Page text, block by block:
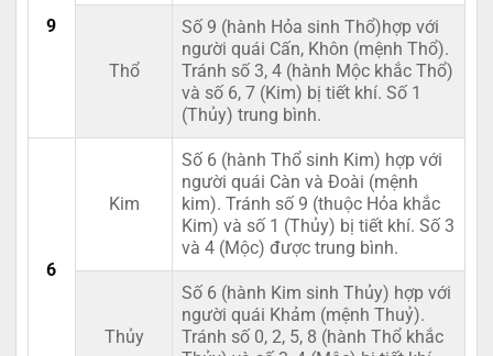
9
Thổ
Số 9 (hành Hỏa sinh Thổ)hợp với
người quái Cấn, Khôn (mệnh Thổ).
Tránh số 3, 4 (hành Mộc khắc Thổ)
và số 6, 7 (Kim) bị tiết khí. Số 1
(Thủy) trung bình.
6
Kim
Số 6 (hành Thổ sinh Kim) hợp với
người quái Càn và Đoài (mệnh
kim). Tránh số 9 (thuộc Hỏa khắc
Kim) và số 1 (Thủy) bị tiết khí. Số 3
và 4 (Mộc) được trung bình.
Thủy
Số 6 (hành Kim sinh Thủy) hợp với
người quái Khảm (mệnh Thuỷ).
Tránh số 0, 2, 5, 8 (hành Thổ khắc